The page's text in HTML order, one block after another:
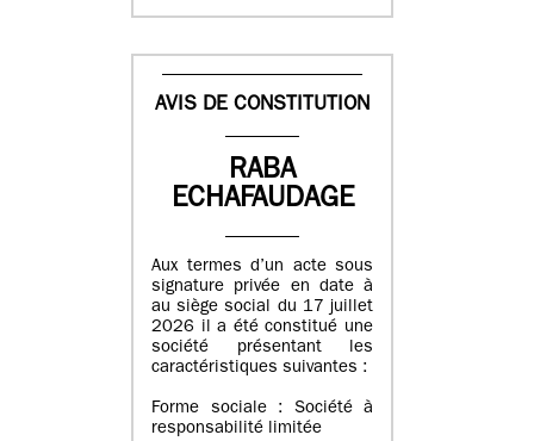
AVIS DE CONSTITUTION
RABA
ECHAFAUDAGE
Aux termes d’un acte sous
signature privée en date à
au siège social du 17 juillet
2026 il a été constitué une
société présentant les
caractéristiques suivantes :
Forme sociale : Société à
responsabilité limitée